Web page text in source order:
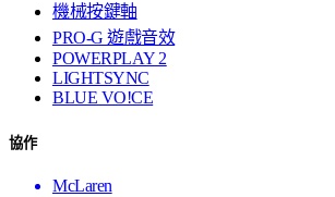
機械按鍵軸
PRO-G 遊戲音效
POWERPLAY 2
LIGHTSYNC
BLUE VO!CE
協作
McLaren